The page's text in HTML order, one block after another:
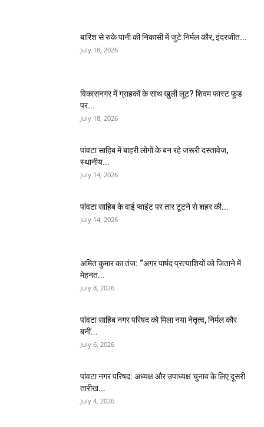
बारिश से रुके पानी की निकासी में जुटे निर्मल कौर, इंदरजीत...
July 18, 2026
विकासनगर में ग्राहकों के साथ खुली लूट? शिवम फास्ट फूड
पर...
July 18, 2026
पांवटा साहिब में बाहरी लोगों के बन रहे जरूरी दस्तावेज,
स्थानीय...
July 14, 2026
पांवटा साहिब के वाई प्वाइंट पर तार टूटने से शहर की...
July 14, 2026
अमित कुमार का तंज: “अगर पार्षद प्रत्याशियों को जिताने में
मेहनत...
July 8, 2026
पांवटा साहिब नगर परिषद को मिला नया नेतृत्व, निर्मल कौर
बनीं...
July 6, 2026
पांवटा नगर परिषद: अध्यक्ष और उपाध्यक्ष चुनाव के लिए दूसरी
तारीख...
July 4, 2026